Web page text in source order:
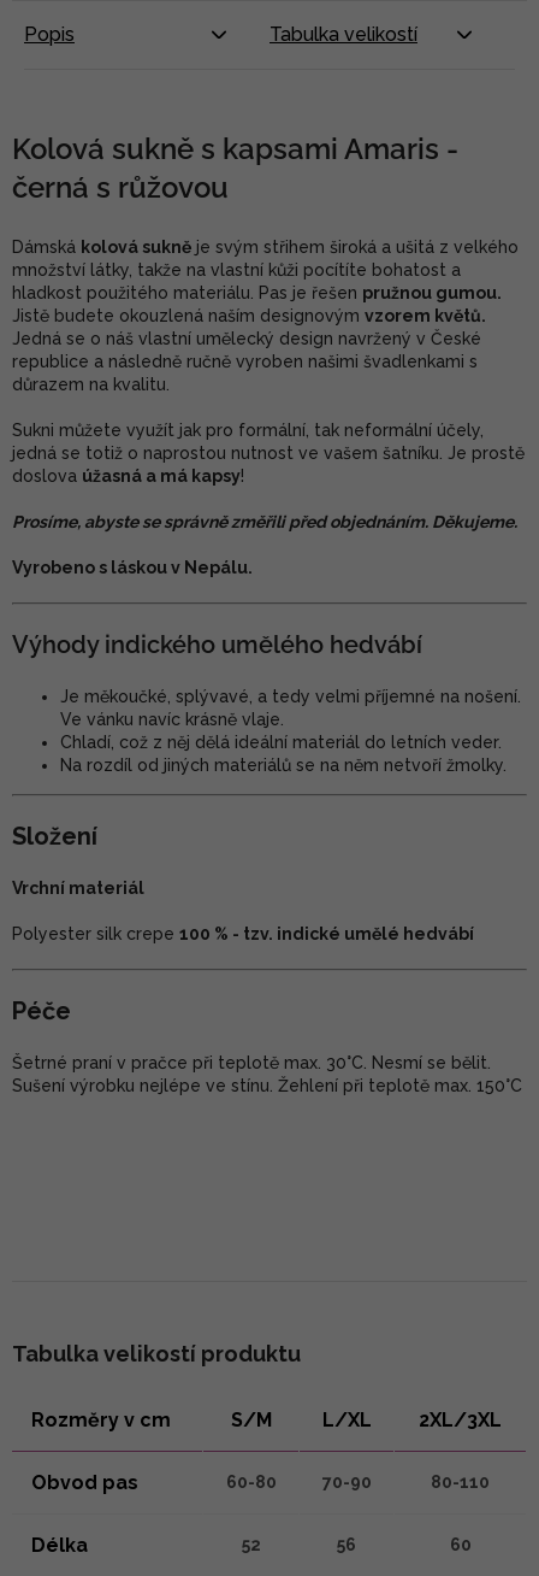
Popis Tabulka velikostí
Kolová sukně s kapsami Amaris -
černá s růžovou
Dámská kolová sukně je svým střihem široká a ušitá z velkého
množství látky, takže na vlastní kůži pocítíte bohatost a
hladkost použitého materiálu. Pas je řešen pružnou gumou.
Jistě budete okouzlená naším designovým vzorem květů.
Jedná se o náš vlastní umělecký design navržený v České
republice a následně ručně vyroben našimi švadlenkami s
důrazem na kvalitu.
Sukni můžete využít jak pro formální, tak neformální účely,
jedná se totiž o naprostou nutnost ve vašem šatníku. Je prostě
doslova úžasná a má kapsy!
Prosíme, abyste se správně změřili před objednáním. Děkujeme.
Vyrobeno s láskou v Nepálu.
Výhody indického umělého hedvábí
Je měkoučké, splývavé, a tedy velmi příjemné na nošení.
Ve vánku navíc krásně vlaje.
Chladí, což z něj dělá ideální materiál do letních veder.
Na rozdíl od jiných materiálů se na něm netvoří žmolky.
Složení
Vrchní materiál
Polyester silk crepe 100 % - tzv. indické umělé hedvábí
Péče
Šetrné praní v pračce při teplotě max. 30°C. Nesmí se bělit.
Sušení výrobku nejlépe ve stínu. Žehlení při teplotě max. 150°C
Tabulka velikostí produktu
Rozměry v cm S/M L/XL 2XL/3XL
Obvod pas 60-80 70-90 80-110
Délka 52 56 60